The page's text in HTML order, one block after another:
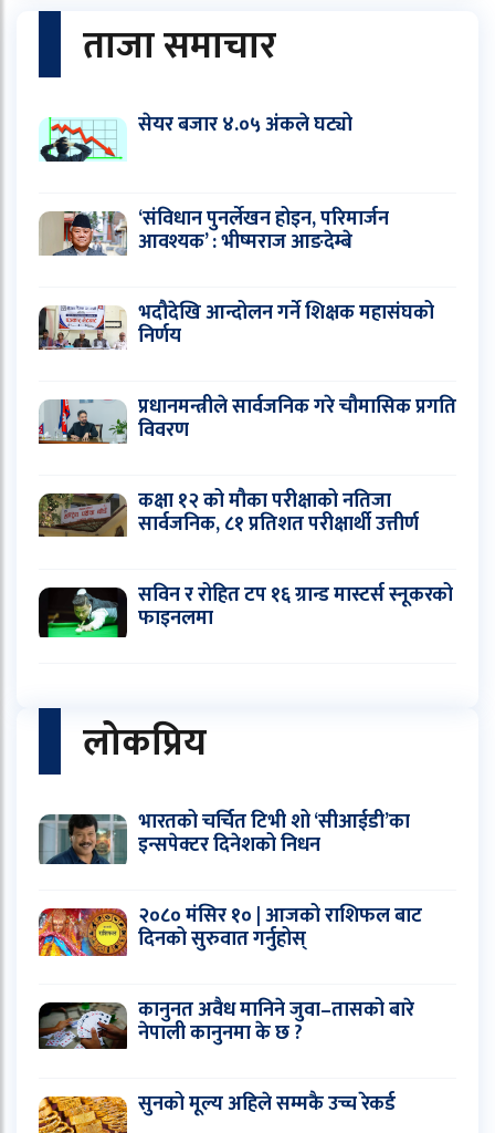
ताजा समाचार
सेयर बजार ४.०५ अंकले घट्यो
‘संविधान पुनर्लेखन होइन, परिमार्जन
आवश्यक’ : भीष्मराज आङदेम्बे
भदौदेखि आन्दोलन गर्ने शिक्षक महासंघको
निर्णय
प्रधानमन्त्रीले सार्वजनिक गरे चौमासिक प्रगति
विवरण
कक्षा १२ को मौका परीक्षाको नतिजा
सार्वजनिक, ८१ प्रतिशत परीक्षार्थी उत्तीर्ण
सविन र रोहित टप १६ ग्रान्ड मास्टर्स स्नूकरको
फाइनलमा
लोकप्रिय
भारतको चर्चित टिभी शो ‘सीआईडी’का
इन्सपेक्टर दिनेशको निधन
२०८० मंसिर १० | आजको राशिफल बाट
दिनको सुरुवात गर्नुहोस्
कानुनत अवैध मानिने जुवा–तासको बारे
नेपाली कानुनमा के छ ?
सुनको मूल्य अहिले सम्मकै उच्च रेकर्ड